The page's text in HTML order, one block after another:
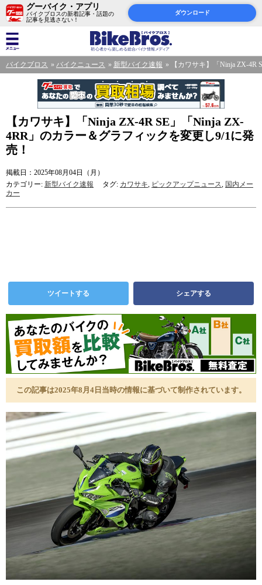
グーバイク・アプリ
バイクブロスの新着記事・話題の
記事を見逃さない！
ダウンロード
バイクブロス バイクニュース 新型バイク速報 【カワサキ】「Ninja ZX-
【カワサキ】「Ninja ZX-4R SE」「Ninja ZX-
4RR」のカラー＆グラフィックを変更し9/1に発
売！
掲載日：2025年08月04日（月）
カテゴリー: 新型バイク速報 タグ: カワサキ, ピックアップニュース, 国内メー
カー
ツイートする シェアする
この記事は2025年8月4日当時の情報に基づいて制作されています。